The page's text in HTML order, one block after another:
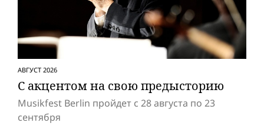
АВГУСТ 2026
С акцентом на свою предысторию
Musikfest Berlin пройдет с 28 августа по 23
сентября